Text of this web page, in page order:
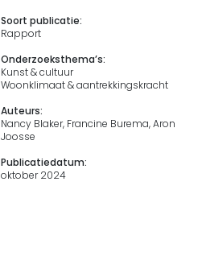
Soort publicatie:
Rapport
Onderzoeksthema’s:
Kunst & cultuur
Woonklimaat & aantrekkingskracht
Auteurs:
Nancy Blaker, Francine Burema, Aron
Joosse
Publicatiedatum:
oktober 2024